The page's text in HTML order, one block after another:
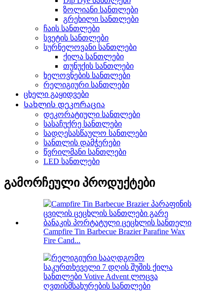
ზოლიანი სანთლები
გრეხილი სანთლები
ჩაის სანთლები
სვეტის სანთლები
სურნელოვანი სანთლები
ქილა სანთლები
თუნუქის სანთლები
ხელოვნების სანთლები
რელიგიური სანთლები
ცხელი გაყიდვები
Სახლის დეკორაცია
დეკორატიული სანთლები
სასაჩუქრე სანთლები
სადღესასწაულო სანთლები
სანთლის დამჭერები
წვრილმანი სანთლები
LED სანთლები
გამორჩეული პროდუქტები
Campfire Tin Barbecue Brazier Parafine Wax
Fire Cand...